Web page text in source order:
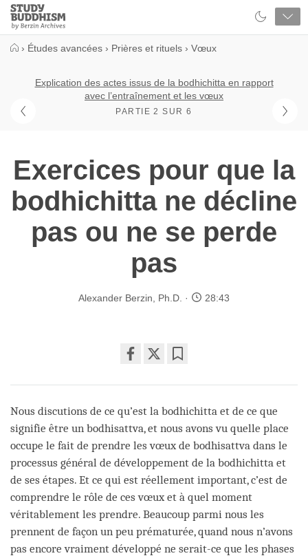
Close
Study
Buddhism
Home
› Études avancées › Prières et rituels › Vœux
Explication des actes issus de la bodhichitta en rapport
avec l’entraînement et les vœux
PARTIE 2 SUR 6
Exercices pour que la
bodhichitta ne décline
pas ou ne se perde
pas
Alexander Berzin, Ph.D. 28:43
on
facebook
Nous discutions de ce qu’est la bodhichitta et de ce que
signifie être un bodhisattva, et nous avons vu quelle place
occupe le fait de prendre les vœux de bodhisattva dans le
processus général de développement de la bodhichitta et
de ses étapes. Et ce qui est réellement important, c’est de
comprendre le rôle de ces vœux et à quel moment
véritablement les prendre. Beaucoup parmi nous les
prennent de façon un peu prématurée, quand nous n’avons
pas encore vraiment développé ne serait-ce que les phases